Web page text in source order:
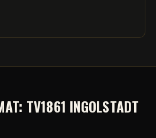
TV1861 INGOLSTADT